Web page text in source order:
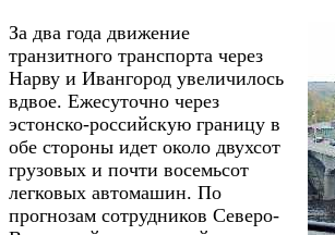
За два года движение
транзитного транспорта через
Нарву и Ивангород увеличилось
вдвое. Ежесуточно через
эстонско-российскую границу в
обе стороны идет около двухсот
грузовых и почти восемьсот
легковых автомашин. По
прогнозам сотрудников Северо-